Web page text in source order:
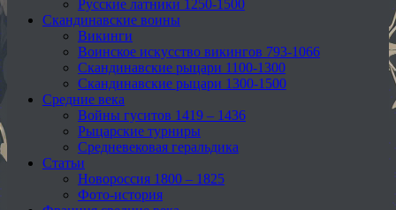
Русские латники 1250-1500
Скандинавские воины
Викинги
Воинское искусство викингов 793-1066
Скандинавские рыцари 1100-1300
Скандинавские рыцари 1300-1500
Средние века
Войны гуситов 1419 – 1436
Рыцарские турниры
Средневековая геральдика
Статьи
Новороссия 1800 – 1825
Фото-история